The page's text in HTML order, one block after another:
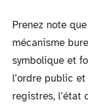
Prenez note
mécanisme
symbolique et
l’ordre public
registres,